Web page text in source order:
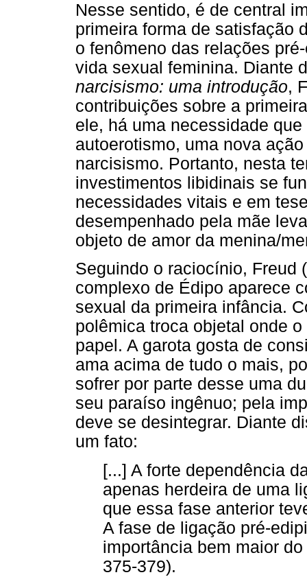
Nesse sentido, é de central
primeira forma de satisfação
o fenômeno das relações
vida sexual feminina. Diante
narcisismo: uma introdução,
contribuições sobre a
ele, há uma necessidade
autoerotismo, uma nova
narcisismo. Portanto, nesta
investimentos libidinais se
necessidades vitais e em
desempenhado pela mãe
objeto de amor da menina/
Seguindo o raciocínio, Freud
complexo de Édipo aparece
sexual da primeira infância.
polêmica troca objetal onde
papel. A garota gosta de
ama acima de tudo o mais,
sofrer por parte desse uma
seu paraíso ingênuo; pela
deve se desintegrar. Diante
um fato:
[...] A forte dependência
apenas herdeira de uma
que essa fase anterior
A fase de ligação pré-
importância bem maior
375-379).